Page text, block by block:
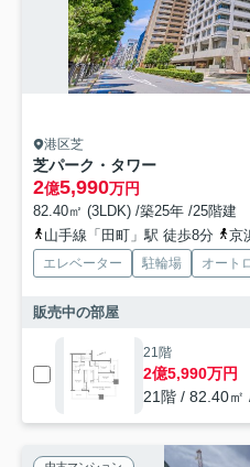
港区芝
芝パーク・タワー
2億5,990万円
82.40㎡ (3LDK) /築25年 /25階建
山手線「田町」駅 徒歩8分
京
エレベーター 駐輪場 オート
販売中の部屋
21階
2億5,990万円
21階 / 82.40㎡